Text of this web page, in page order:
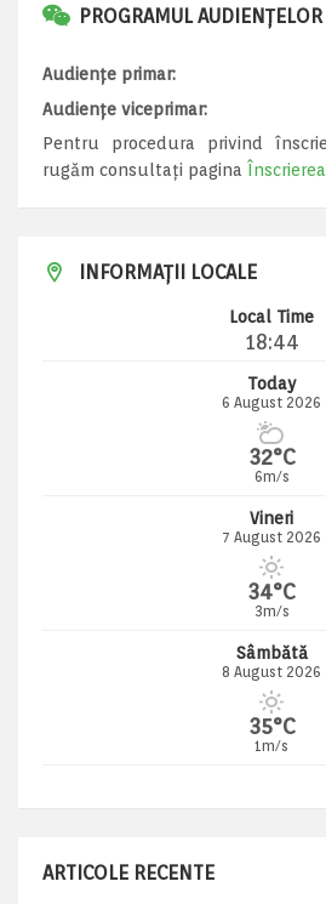
PROGRAMUL AUDIENȚELOR
Audiențe primar:
Audiențe viceprimar:
Pentru procedura privind
rugăm consultați pagina
INFORMAȚII LOCALE
Local Time
18:44
Today
6 August 2026
32°C
6m/s
Vineri
7 August 2026
34°C
3m/s
Sâmbătă
8 August 2026
35°C
1m/s
ARTICOLE RECENTE